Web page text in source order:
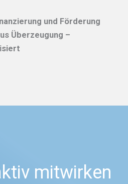
und Förderung
Überzeugung –
mitwirken